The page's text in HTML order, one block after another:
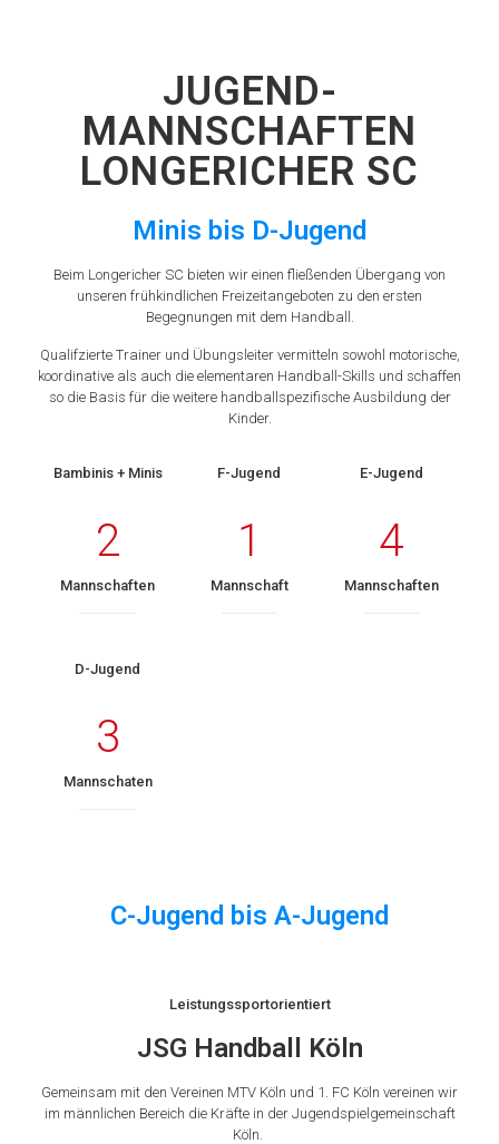
JUGEND-
MANNSCHAFTEN
LONGERICHER SC
Minis bis D-Jugend
Beim Longericher SC bieten wir einen fließenden Übergang von
unseren frühkindlichen Freizeitangeboten zu den ersten
Begegnungen mit dem Handball.
Qualifzierte Trainer und Übungsleiter vermitteln sowohl motorische,
koordinative als auch die elementaren Handball-Skills und schaffen
so die Basis für die weitere handballspezifische Ausbildung der
Kinder.
Bambinis + Minis
2
Mannschaften
F-Jugend
1
Mannschaft
E-Jugend
4
Mannschaften
D-Jugend
3
Mannschaten
C-Jugend bis A-Jugend
Leistungssportorientiert
JSG Handball Köln
Gemeinsam mit den Vereinen MTV Köln und 1. FC Köln vereinen wir
im männlichen Bereich die Kräfte in der Jugendspielgemeinschaft
Köln.